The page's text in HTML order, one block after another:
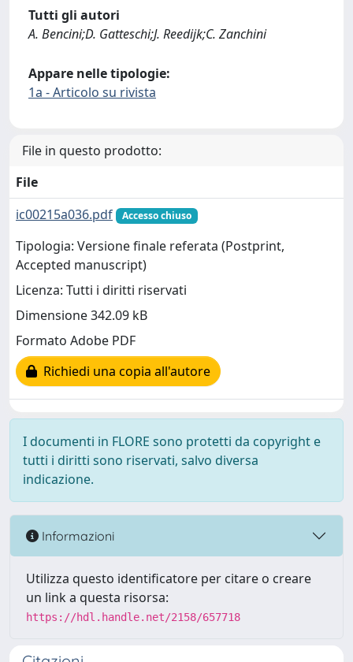
Tutti gli autori
A. Bencini;D. Gatteschi;J. Reedijk;C. Zanchini
Appare nelle tipologie:
1a - Articolo su rivista
File in questo prodotto:
File
ic00215a036.pdf
Accesso chiuso
Tipologia: Versione finale referata (Postprint,
Accepted manuscript)
Licenza: Tutti i diritti riservati
Dimensione 342.09 kB
Formato Adobe PDF
Richiedi una copia all'autore
I documenti in FLORE sono protetti da copyright e
tutti i diritti sono riservati, salvo diversa
indicazione.
Informazioni
Utilizza questo identificatore per citare o creare
un link a questa risorsa:
https://hdl.handle.net/2158/657718